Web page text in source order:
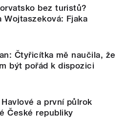
bez turistů?
Wojtaszeková: Fjaka
Čtyřicítka mě naučila, že
být pořád k dispozici
a první půlrok
České republiky